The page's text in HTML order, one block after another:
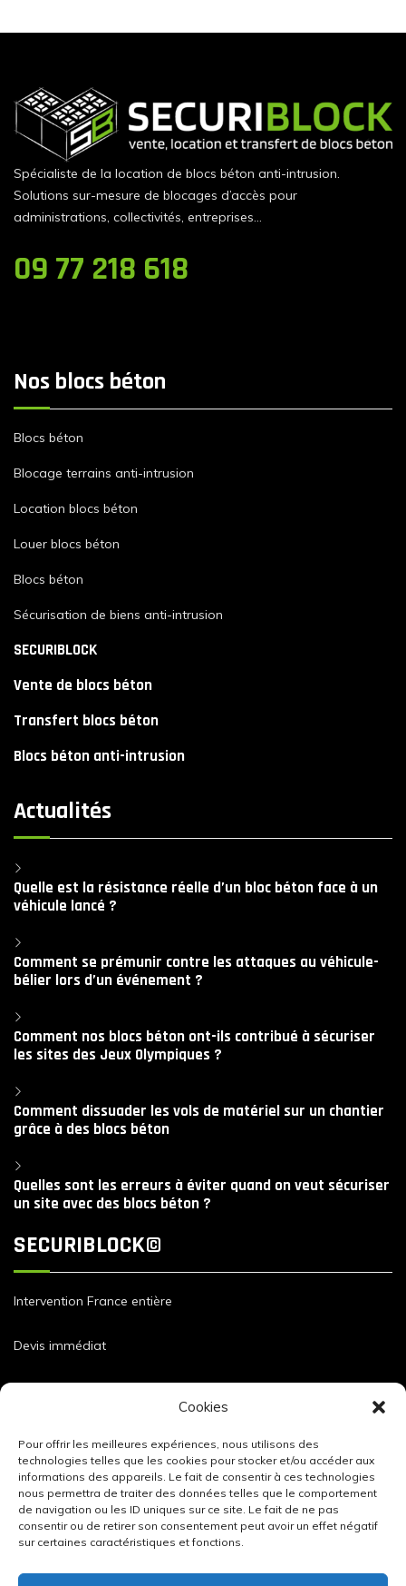
Cookies
Pour offrir les meilleures expériences, nous utilisons des
technologies telles que les cookies pour stocker et/ou accéder aux
informations des appareils. Le fait de consentir à ces technologies
nous permettra de traiter des données telles que le comportement
de navigation ou les ID uniques sur ce site. Le fait de ne pas
consentir ou de retirer son consentement peut avoir un effet négatif
sur certaines caractéristiques et fonctions.
Spécialiste de la location de blocs béton anti-intrusion.
Solutions sur-mesure de blocages d’accès pour
administrations, collectivités, entreprises…
09 77 218 618
Nos blocs béton
Blocs béton
Blocage terrains anti-intrusion
Location blocs béton
Louer blocs béton
Blocs béton
Sécurisation de biens anti-intrusion
SECURIBLOCK
Vente de blocs béton
Transfert blocs béton
Blocs béton anti-intrusion
Actualités
Quelle est la résistance réelle d’un bloc béton face à un
véhicule lancé ?
Comment se prémunir contre les attaques au véhicule-
bélier lors d’un événement ?
Comment nos blocs béton ont-ils contribué à sécuriser
les sites des Jeux Olympiques ?
Comment dissuader les vols de matériel sur un chantier
grâce à des blocs béton
Quelles sont les erreurs à éviter quand on veut sécuriser
un site avec des blocs béton ?
SECURIBLOCK©
Intervention France entière
Devis immédiat